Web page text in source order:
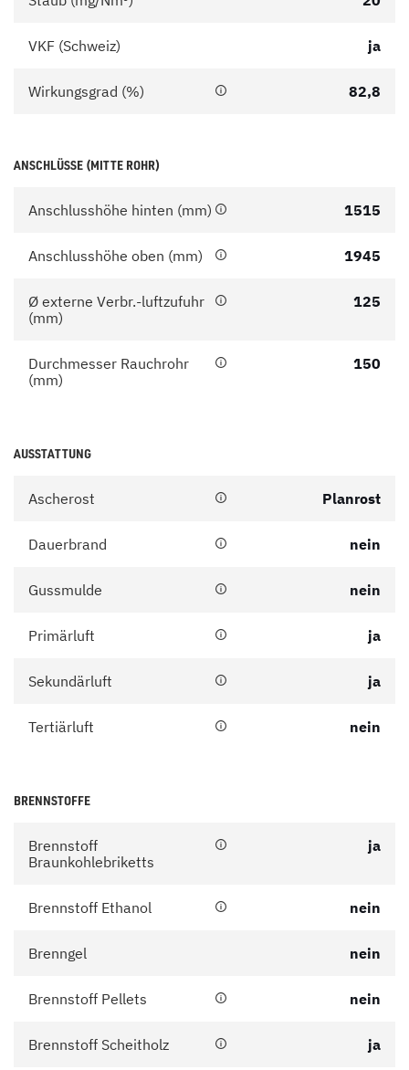
VKF (Schweiz) ja
Wirkungsgrad (%) 82,8
ANSCHLÜSSE (MITTE ROHR)
Anschlusshöhe hinten (mm) 1515
Anschlusshöhe oben (mm) 1945
Ø externe Verbr.-luftzufuhr
(mm)
125
Durchmesser Rauchrohr
(mm)
150
AUSSTATTUNG
Ascherost Planrost
Dauerbrand nein
Gussmulde nein
Primärluft ja
Sekundärluft ja
Tertiärluft nein
BRENNSTOFFE
Brennstoff
Braunkohlebriketts
ja
Brennstoff Ethanol nein
Brenngel nein
Brennstoff Pellets nein
Brennstoff Scheitholz ja